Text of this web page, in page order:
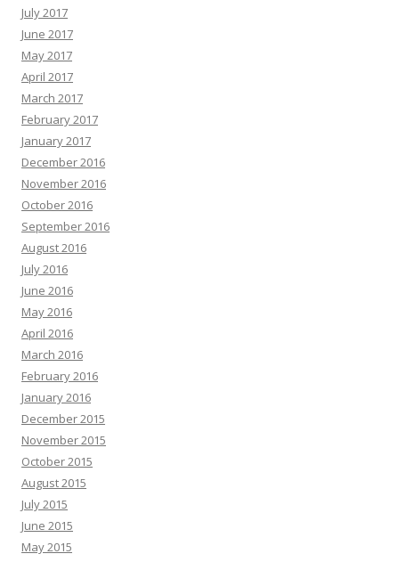
July 2017
June 2017
May 2017
April 2017
March 2017
February 2017
January 2017
December 2016
November 2016
October 2016
September 2016
August 2016
July 2016
June 2016
May 2016
April 2016
March 2016
February 2016
January 2016
December 2015
November 2015
October 2015
August 2015
July 2015
June 2015
May 2015